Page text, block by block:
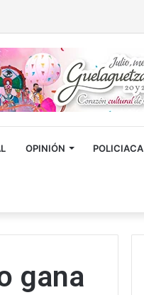
OPINIÓN POLICIACA
gana